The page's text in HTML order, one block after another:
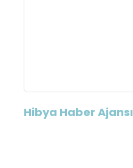
Hibya Haber Ajansı